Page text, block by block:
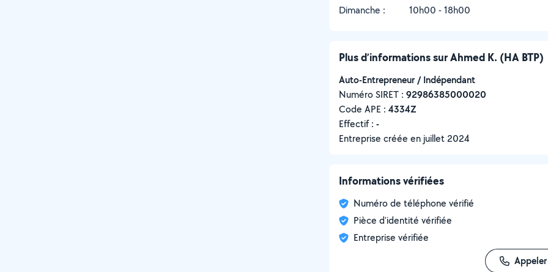
Dimanche :
10h00 - 18h00
Plus d’informations sur Ahmed K. (HA BTP)
Auto-Entrepreneur / Indépendant
Numéro SIRET : ‍92986385000020
Code APE : 4334Z
Effectif : -
Entreprise créée en juillet 2024
Informations vérifiées
Numéro de téléphone vérifié
Pièce d'identité vérifiée
Entreprise vérifiée
Appeler